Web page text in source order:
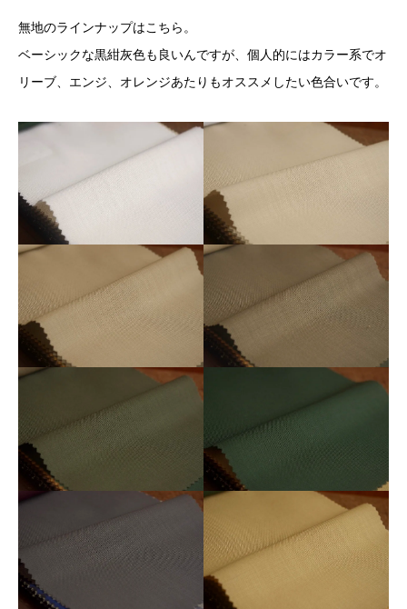
無地のラインナップはこちら。
ベーシックな黒紺灰色も良いんですが、個人的にはカラー系でオ
リーブ、エンジ、オレンジあたりもオススメしたい色合いです。